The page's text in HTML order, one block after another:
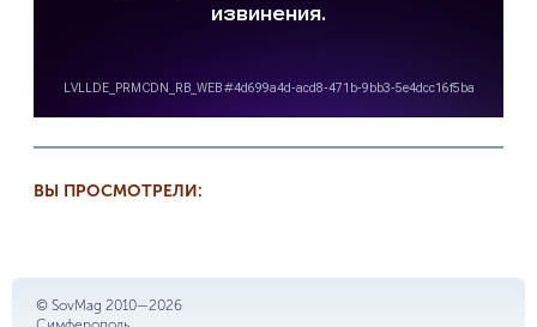
ВЫ ПРОСМОТРЕЛИ:
© SovMag 2010—2026